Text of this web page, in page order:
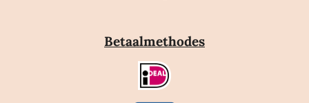
Betaalmethodes